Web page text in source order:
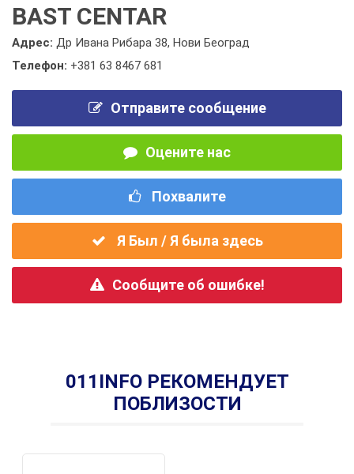
BAST CENTAR
Адрес: Др Ивана Рибара 38, Нови Београд
Телефон: +381 63 8467 681
Отправите сообщение
Оцените нас
Похвалите
Я Был / Я была здесь
Сообщите об ошибке!
011INFO РЕКОМЕНДУЕТ
ПОБЛИЗОСТИ